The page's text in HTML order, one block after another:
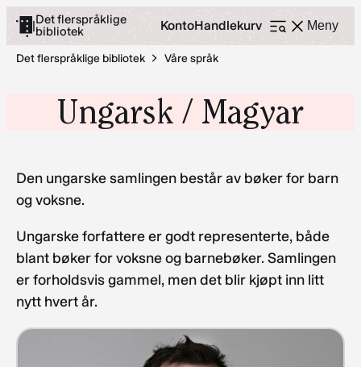
Hopp
innhold
|Det flerspråklige
bibliotek
KontoHandlekurv Meny
Åpne
Det flerspråklige bibliotek
Våre språk
Ungarsk / Magyar
Den ungarske samlingen består av bøker for barn
og voksne.
Ungarske forfattere er godt representerte, både
blant bøker for voksne og barnebøker. Samlingen
er forholdsvis gammel, men det blir kjøpt inn litt
nytt hvert år.